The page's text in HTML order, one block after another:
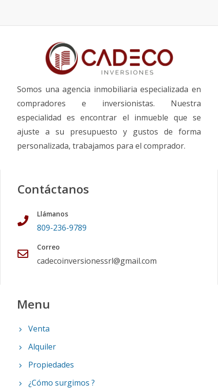
Somos una agencia inmobiliaria especializada en
compradores e inversionistas. Nuestra
especialidad es encontrar el inmueble que se
ajuste a su presupuesto y gustos de forma
personalizada, trabajamos para el comprador.
Contáctanos
Llámanos
809-236-9789
Correo
cadecoinversionessrl@gmail.com
Menu
Venta
Alquiler
Propiedades
¿Cómo surgimos ?